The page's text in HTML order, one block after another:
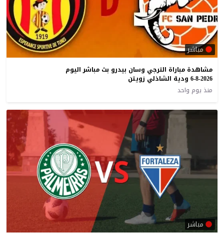
مباشر
مشاهدة مباراة الترجي وسان بيدرو بث مباشر اليوم
6-8-2026 ودية الشاذلي زويتن
منذ يوم واحد
مباشر